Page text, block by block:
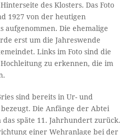
des Klosters. Das Foto
1927 von der heutigen
aufgenommen. Die ehemalige
erst um die Jahreswende
Links im Foto sind die
zu erkennen, die im
sind bereits in Ur- und
Die Anfänge der Abtei
späte 11. Jahrhundert zurück.
einer Wehranlage bei der